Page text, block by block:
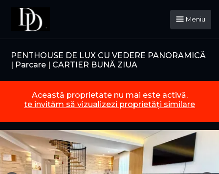
Meniu
PENTHOUSE DE LUX CU VEDERE PANORAMICĂ
| Parcare | CARTIER BUNĂ ZIUA
Această proprietate nu mai este activă,
te invităm să vizualizezi proprietăți similare